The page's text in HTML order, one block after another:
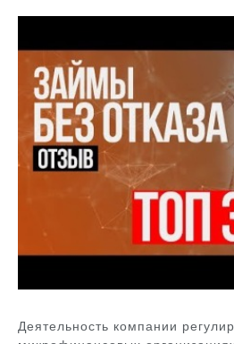
Деятельность компании